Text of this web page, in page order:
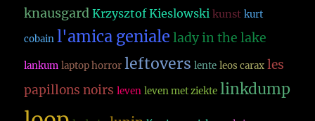
knausgard Krzysztof Kieslowski kunst kurt
cobain l'amica geniale lady in the lake
lankum laptop horror leftovers lente leos carax les
papillons noirs leven leven met ziekte linkdump